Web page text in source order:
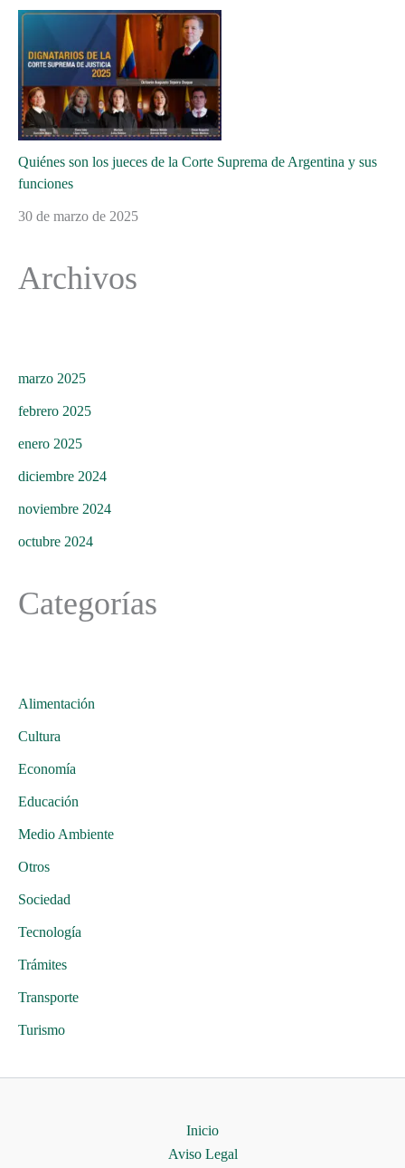
Quiénes son los jueces de la Corte Suprema de Argentina y sus
funciones
30 de marzo de 2025
Archivos
marzo 2025
febrero 2025
enero 2025
diciembre 2024
noviembre 2024
octubre 2024
Categorías
Alimentación
Cultura
Economía
Educación
Medio Ambiente
Otros
Sociedad
Tecnología
Trámites
Transporte
Turismo
Inicio
Aviso Legal